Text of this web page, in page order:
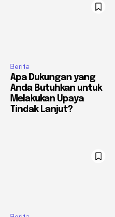
Berita
Apa Dukungan yang
Anda Butuhkan untuk
Melakukan Upaya
Tindak Lanjut?